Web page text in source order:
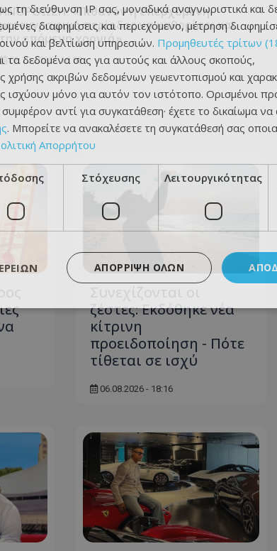
ΑΝΟΡΘΩΣΗ: «Πιθανόν η επερχόμενη
μετεγγραφική περίοδος να καθορίσει και
την επόμενη χρονιά»
02.12.2025 - 16:58
ζέστες: Εκδόθηκε νέα
κίτρινη
προειδοποίηση - Πότε
τίθεται σε ισχύ
06.08.2026 - 18:16
τη διεύθυνση IP σας, μοναδικά αναγνωριστικά και
διαφημίσεις και περιεχόμενο, μέτρηση
και βελτίωση υπηρεσιών. Προμηθευτές τρίτων
τα δεδομένα σας για αυτούς και άλλους σκοπούς,
χρήσης ακριβών δεδομένων γεωεντοπισμού και
ισχύουν μόνο για αυτόν τον ιστότοπο. Ορισμένοι
αντί για συγκατάθεση· έχετε το δικαίωμα να
. Μπορείτε να ανακαλέσετε τη συγκατάθεσή σας
Απορρήτου
Στόχευσης Λειτουργικότητας
ΑΠΌΡΡΙΨΗ ΌΛΩΝ